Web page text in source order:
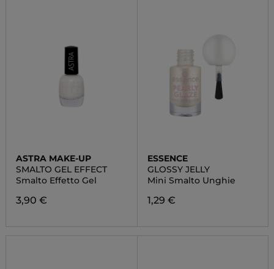
ASTRA MAKE-UP
SMALTO GEL EFFECT
Smalto Effetto Gel
3,90 €
ESSENCE
GLOSSY JELLY
Mini Smalto Unghie
1,29 €